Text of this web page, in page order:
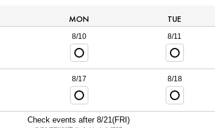
MON TUE
8/10 8/11
8/17 8/18
Check events after 8/21(FRI)